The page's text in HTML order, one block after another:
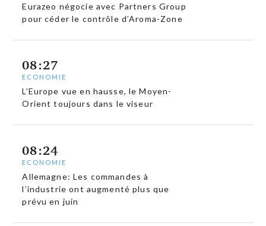
Eurazeo négocie avec Partners Group
pour céder le contrôle d’Aroma-Zone
08:27
ECONOMIE
L’Europe vue en hausse, le Moyen-
Orient toujours dans le viseur
08:24
ECONOMIE
Allemagne: Les commandes à
l’industrie ont augmenté plus que
prévu en juin